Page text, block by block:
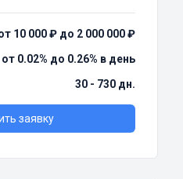
10 000 ₽ до 2 000 000 ₽
от 0.02% до 0.26% в день
30 - 730 дн.
заявку